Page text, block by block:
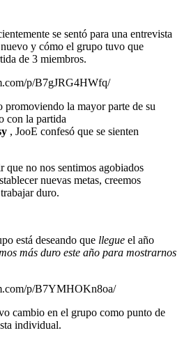
se sentó para una entrevista
y cómo el grupo tuvo que
de 3 miembros.
p/B7gJRG4HWfq/
promoviendo la mayor parte de su
con la partida
, JooE confesó que se sienten
que no nos sentimos agobiados
nuevas metas, creemos
duro.
está deseando que llegue el año
más duro este año para mostrarnos
p/B7YMHOKn8oa/
cambio en el grupo como punto de
individual.